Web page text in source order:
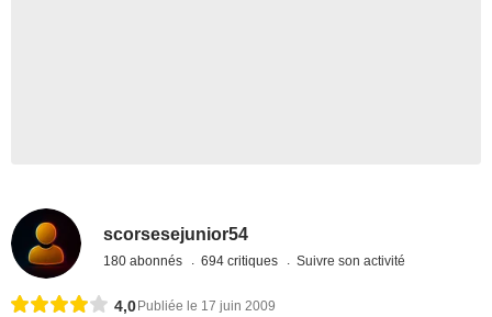
scorsesejunior54
180 abonnés 694 critiques Suivre son activité
4,0 Publiée le 17 juin 2009